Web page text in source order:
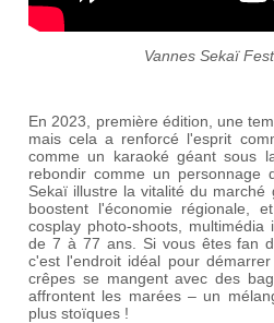
Vannes Sekaï
En 2023, première édition, une
mais cela a renforcé l'esprit
comme un karaoké géant sous
rebondir comme un
Sekaï illustre la vitalité du
boostent l'économie régionale,
cosplay photo-shoots,
de 7 à 77 ans. Si vous êtes fan
c'est l'endroit idéal pour
crêpes se mangent avec des
affrontent les marées – un
plus stoïques !